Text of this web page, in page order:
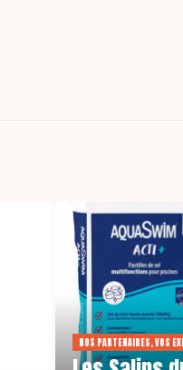
NOS PARTENAIRES, VOS